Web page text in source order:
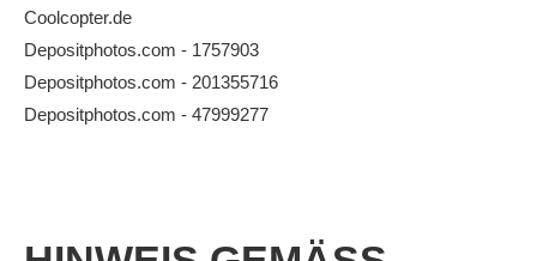
Kinder- und Jugendtraining
EVENTS & TURNIERE
Anhalt Open Senioren
Coolcopter.de
Depositphotos.com - 1757903
Depositphotos.com - 201355716
Depositphotos.com - 47999277